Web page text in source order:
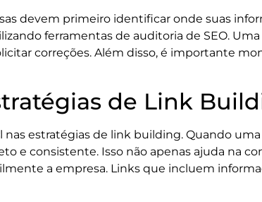
devem primeiro identificar onde suas
ferramentas de auditoria de SEO.
correções. Além disso, é importante
de Link
estratégias de link building. Quando
e consistente. Isso não apenas ajuda na
a empresa. Links que incluem